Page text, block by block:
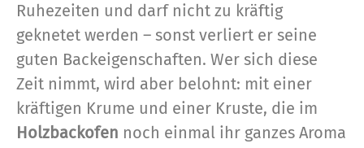
Ruhezeiten und darf nicht zu kräftig
geknetet werden – sonst verliert er seine
guten Backeigenschaften. Wer sich diese
Zeit nimmt, wird aber belohnt: mit einer
kräftigen Krume und einer Kruste, die im
Holzbackofen noch einmal ihr ganzes Aroma